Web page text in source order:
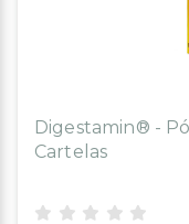
Digestamin® -
Cartelas